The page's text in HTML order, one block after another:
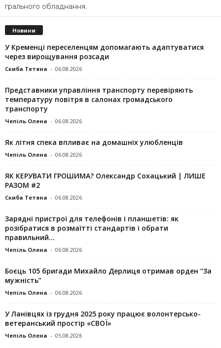
грального обладнання.
Новини
У Кременці переселенцям допомагають адаптуватися
через вирощування розсади
Скиба Тетяна - 06.08.2026
Представники управління транспорту перевіряють
температуру повітря в салонах громадського
транспорту
Чепіль Олена - 06.08.2026
Як літня спека впливає на домашніх улюбленців
Чепіль Олена - 06.08.2026
ЯК КЕРУВАТИ ГРОШИМА? Олександр Сохацький | ЛИШЕ
РАЗОМ #2
Скиба Тетяна - 06.08.2026
Зарядні пристрої для телефонів і планшетів: як
розібратися в розмаїтті стандартів і обрати
правильний...
Чепіль Олена - 06.08.2026
Боєць 105 бригади Михайло Дерлиця отримав орден “За
мужність”
Чепіль Олена - 06.08.2026
У Ланівцях із грудня 2025 року працює волонтерсько-
ветеранський простір «СВОЇ»
Чепіль Олена - 05.08.2026